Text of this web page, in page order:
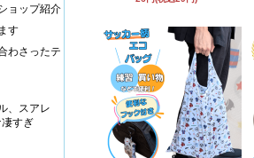
ョップ紹介
す
わさったテ
、スアレ
すぎ